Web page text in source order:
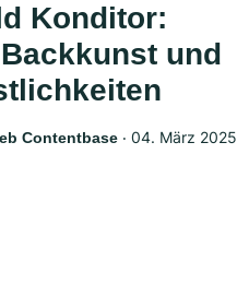
Konditor:
und
Contentbase ‧ 04. März 2025